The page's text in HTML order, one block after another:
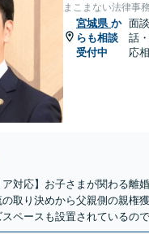
まこまない法律事
宮城県 か
らも相談
受付中
面
話
応
ア対応】お子さまが関わる離
取り決めから父親側の親権
ペースも設置されているの